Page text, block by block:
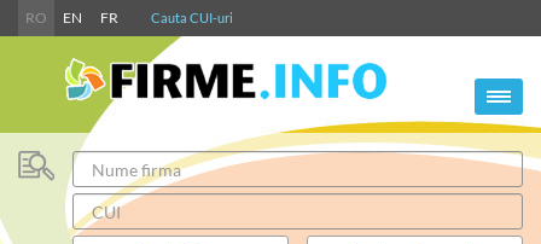
RO EN FR Cauta CUI-uri